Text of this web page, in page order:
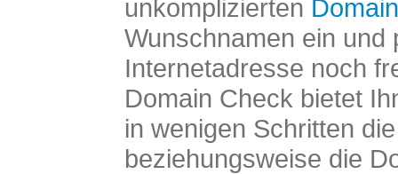
unkomplizierten
Wunschnamen ein und
Internetadresse noch
Domain Check bietet
in wenigen Schritten
beziehungsweise die